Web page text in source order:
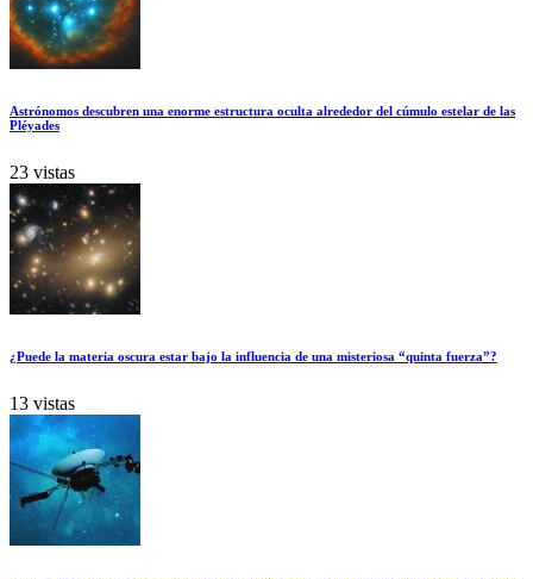
Astrónomos descubren una enorme estructura oculta alrededor del cúmulo estelar de las
Pléyades
23 vistas
¿Puede la materia oscura estar bajo la influencia de una misteriosa “quinta fuerza”?
13 vistas